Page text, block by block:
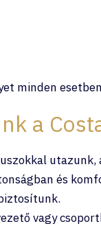
minden
a
és
vagy